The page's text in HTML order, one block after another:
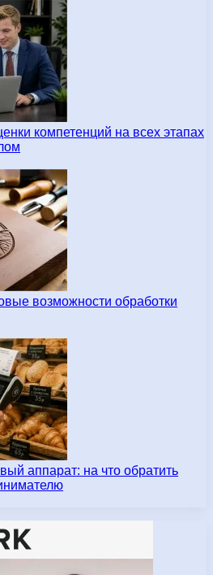
компетенций на всех этапах
возможности обработки
аппарат: на что обратить